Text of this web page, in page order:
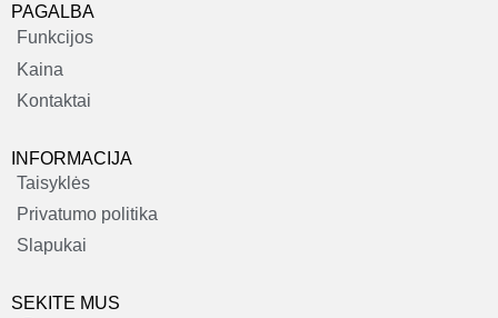
PAGALBA
Funkcijos
Kaina
Kontaktai
INFORMACIJA
Taisyklės
Privatumo politika
Slapukai
SEKITE MUS